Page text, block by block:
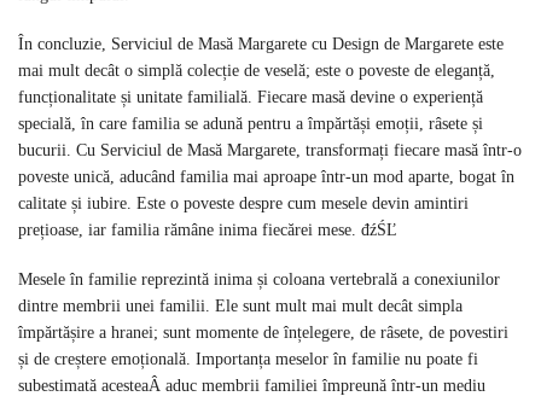
În concluzie, Serviciul de Masă Margarete cu Design de Margarete este
mai mult decât o simplă colecție de veselă; este o poveste de eleganță,
funcționalitate și unitate familială. Fiecare masă devine o experiență
specială, în care familia se adună pentru a împărtăși emoții, râsete și
bucurii. Cu Serviciul de Masă Margarete, transformați fiecare masă într-o
poveste unică, aducând familia mai aproape într-un mod aparte, bogat în
calitate și iubire. Este o poveste despre cum mesele devin amintiri
prețioase, iar familia rămâne inima fiecărei mese. đźŚĽ
Mesele în familie reprezintă inima și coloana vertebrală a conexiunilor
dintre membrii unei familii. Ele sunt mult mai mult decât simpla
împărtășire a hranei; sunt momente de înțelegere, de râsete, de povestiri
și de creștere emoțională. Importanța meselor în familie nu poate fi
subestimată acesteaÂ aduc membrii familiei împreună într-un mediu